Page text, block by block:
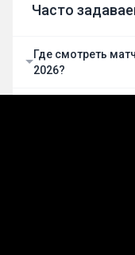
Часто
Где смотреть
2026?